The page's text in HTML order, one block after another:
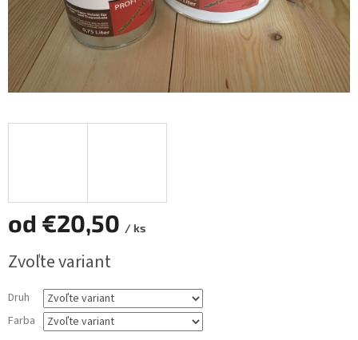
od €20,50 / ks
cena:
Zvoľte variant
Druh
Farba